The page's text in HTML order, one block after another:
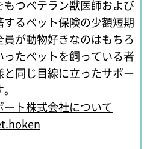
つベテラン獣医師および
るペット保険の少額短期
が動物好きなのはもちろ
たペットを飼っている者
同じ目線に立ったサポー
ト株式会社について